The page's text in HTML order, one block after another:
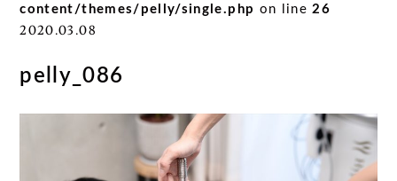
content/themes/pelly/single.php on line26
2020.03.08
pelly_086